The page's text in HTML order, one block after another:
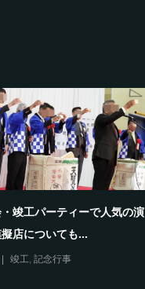
竣工パーティーで人気の演
店についても...
竣工, 記念行事